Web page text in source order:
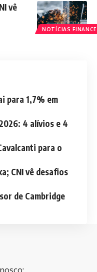
NOTÍCIAS
vê
para 1,7% em
4 alívios e 4
para o
CNI vê desafios
de Cambridge